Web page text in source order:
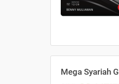
Mega Syariah